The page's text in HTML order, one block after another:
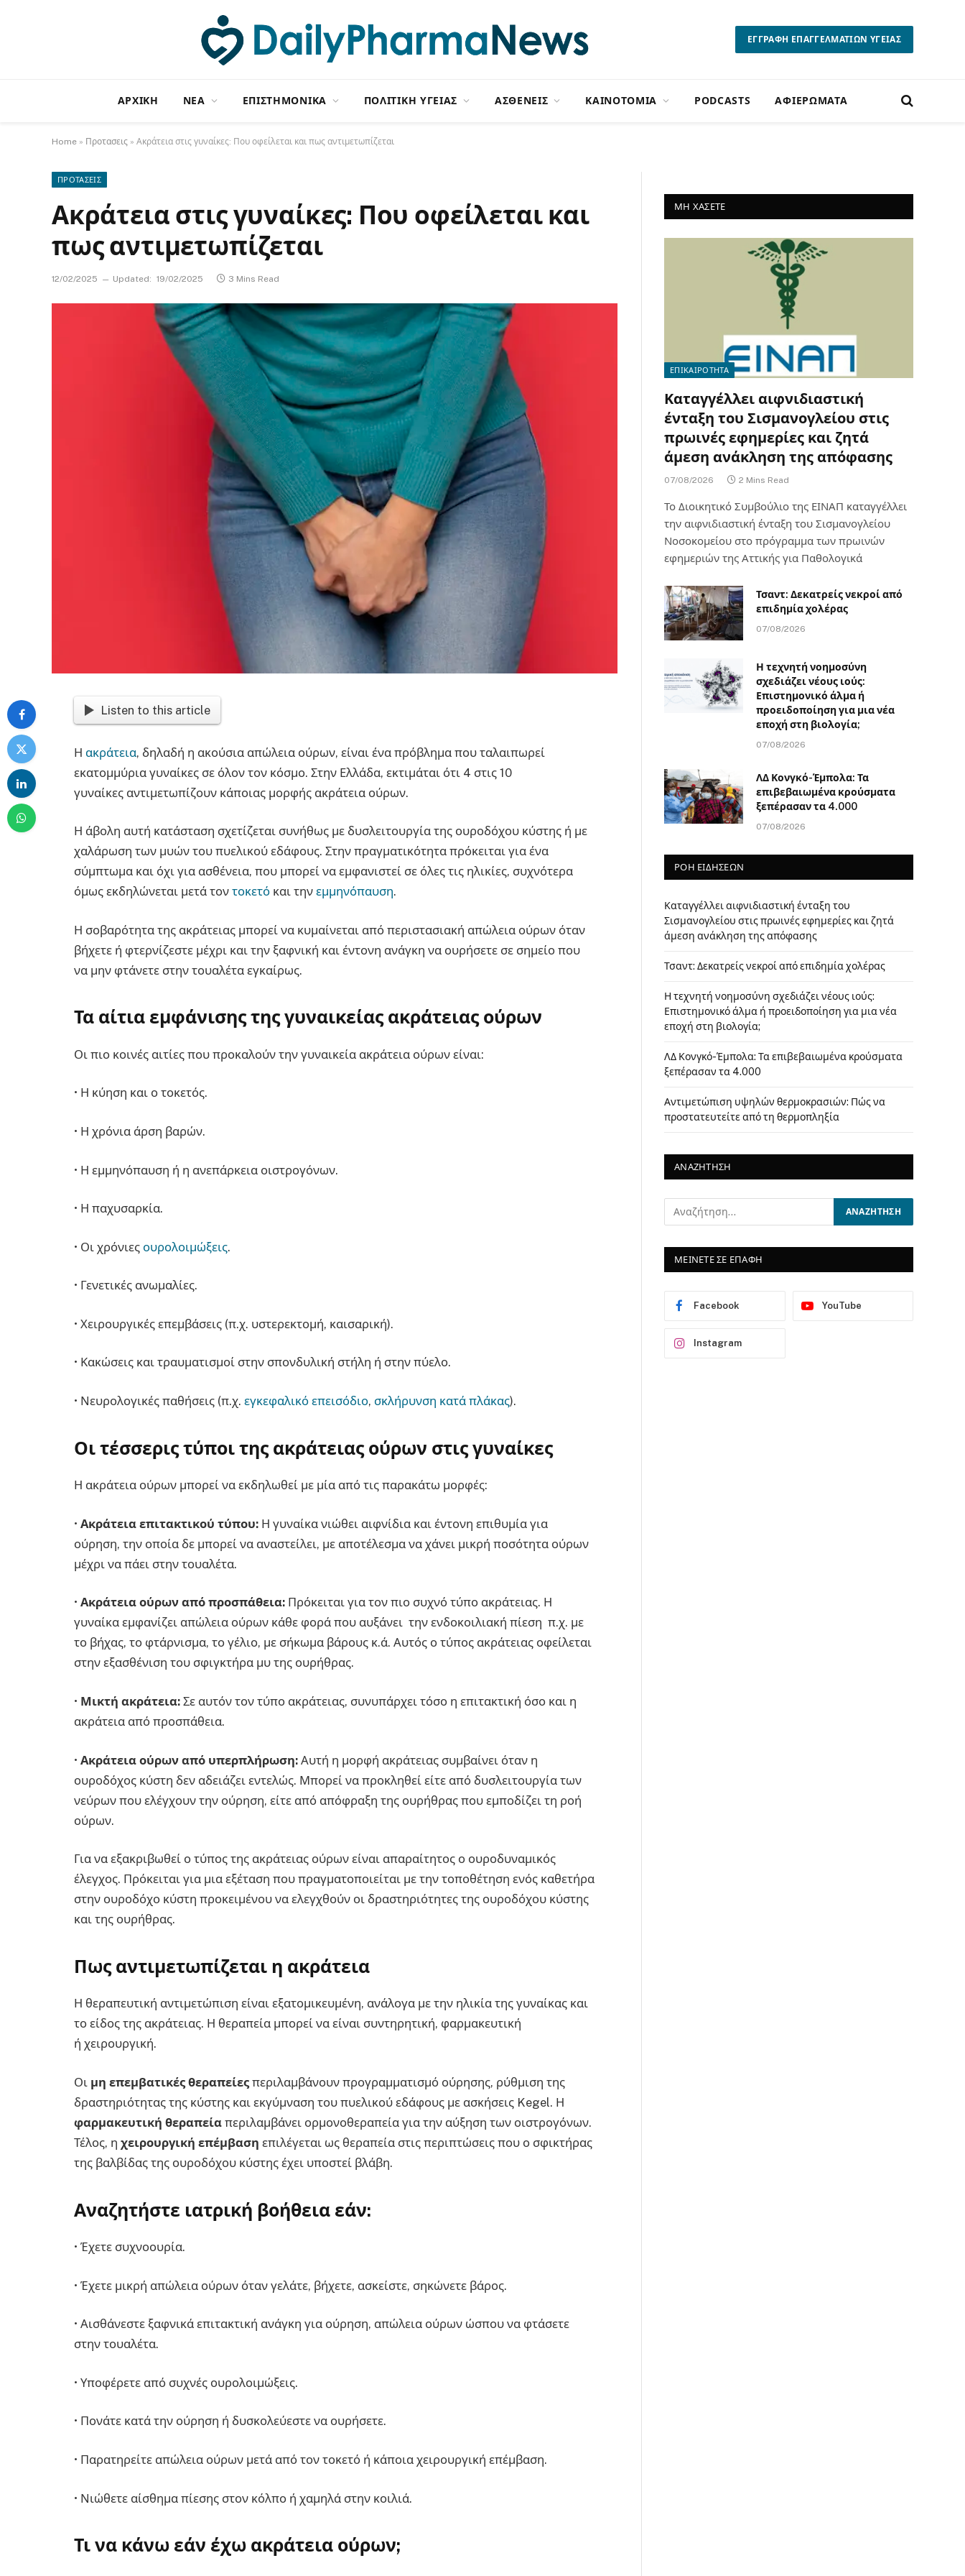
ΕΓΓΡΑΦΗ ΕΠΑΓΓΕΛΜΑΤΙΩΝ ΥΓΕΙΑΣ
ΑΡΧΙΚΗ NΕΑ ΕΠΙΣΤΗΜΟΝΙΚΑ ΠΟΛΙΤΙΚΗ ΥΓΕΙΑΣ ΑΣΘΕΝΕΙΣ ΚΑΙΝΟΤΟΜΙΑ PODCASTS ΑΦΙΕΡΩΜΑΤΑ
Home » Προτασεις » Ακράτεια στις γυναίκες: Που οφείλεται και πως αντιμετωπίζεται
ΠΡΟΤΑΣΕΙΣ
Ακράτεια στις γυναίκες: Που οφείλεται και
πως αντιμετωπίζεται
12/02/2025 Updated: 19/02/2025 3 Mins Read
Listen to this article
Η ακράτεια, δηλαδή η ακούσια απώλεια ούρων, είναι ένα πρόβλημα που ταλαιπωρεί
εκατομμύρια γυναίκες σε όλον τον κόσμο. Στην Ελλάδα, εκτιμάται ότι 4 στις 10
γυναίκες αντιμετωπίζουν κάποιας μορφής ακράτεια ούρων.
Η άβολη αυτή κατάσταση σχετίζεται συνήθως με δυσλειτουργία της ουροδόχου κύστης ή με
χαλάρωση των μυών του πυελικού εδάφους. Στην πραγματικότητα πρόκειται για ένα
σύμπτωμα και όχι για ασθένεια, που μπορεί να εμφανιστεί σε όλες τις ηλικίες, συχνότερα
όμως εκδηλώνεται μετά τον τοκετό και την εμμηνόπαυση.
Η σοβαρότητα της ακράτειας μπορεί να κυμαίνεται από περιστασιακή απώλεια ούρων όταν
βήχετε ή φτερνίζεστε μέχρι και την ξαφνική και έντονη ανάγκη να ουρήσετε σε σημείο που
να μην φτάνετε στην τουαλέτα εγκαίρως.
Τα αίτια εμφάνισης της γυναικείας ακράτειας ούρων
Οι πιο κοινές αιτίες που προκαλούν την γυναικεία ακράτεια ούρων είναι:
• Η κύηση και ο τοκετός.
• Η χρόνια άρση βαρών.
• Η εμμηνόπαυση ή η ανεπάρκεια οιστρογόνων.
• Η παχυσαρκία.
• Οι χρόνιες ουρολοιμώξεις.
• Γενετικές ανωμαλίες.
• Χειρουργικές επεμβάσεις (π.χ. υστερεκτομή, καισαρική).
• Κακώσεις και τραυματισμοί στην σπονδυλική στήλη ή στην πύελο.
• Νευρολογικές παθήσεις (π.χ. εγκεφαλικό επεισόδιο, σκλήρυνση κατά πλάκας).
Οι τέσσερις τύποι της ακράτειας ούρων στις γυναίκες
Η ακράτεια ούρων μπορεί να εκδηλωθεί με μία από τις παρακάτω μορφές:
• Ακράτεια επιτακτικού τύπου: Η γυναίκα νιώθει αιφνίδια και έντονη επιθυμία για
ούρηση, την οποία δε μπορεί να αναστείλει, με αποτέλεσμα να χάνει μικρή ποσότητα ούρων
μέχρι να πάει στην τουαλέτα.
• Ακράτεια ούρων από προσπάθεια: Πρόκειται για τον πιο συχνό τύπο ακράτειας. Η
γυναίκα εμφανίζει απώλεια ούρων κάθε φορά που αυξάνει την ενδοκοιλιακή πίεση π.χ. με
το βήχας, το φτάρνισμα, το γέλιο, με σήκωμα βάρους κ.ά. Αυτός ο τύπος ακράτειας οφείλεται
στην εξασθένιση του σφιγκτήρα μυ της ουρήθρας.
• Μικτή ακράτεια: Σε αυτόν τον τύπο ακράτειας, συνυπάρχει τόσο η επιτακτική όσο και η
ακράτεια από προσπάθεια.
• Ακράτεια ούρων από υπερπλήρωση: Αυτή η μορφή ακράτειας συμβαίνει όταν η
ουροδόχος κύστη δεν αδειάζει εντελώς. Μπορεί να προκληθεί είτε από δυσλειτουργία των
νεύρων που ελέγχουν την ούρηση, είτε από απόφραξη της ουρήθρας που εμποδίζει τη ροή
ούρων.
Για να εξακριβωθεί ο τύπος της ακράτειας ούρων είναι απαραίτητος ο ουροδυναμικός
έλεγχος. Πρόκειται για μια εξέταση που πραγματοποιείται με την τοποθέτηση ενός καθετήρα
στην ουροδόχο κύστη προκειμένου να ελεγχθούν οι δραστηριότητες της ουροδόχου κύστης
και της ουρήθρας.
Πως αντιμετωπίζεται η ακράτεια
Η θεραπευτική αντιμετώπιση είναι εξατομικευμένη, ανάλογα με την ηλικία της γυναίκας και
το είδος της ακράτειας. Η θεραπεία μπορεί να είναι συντηρητική, φαρμακευτική
ή χειρουργική.
Οι μη επεμβατικές θεραπείες περιλαμβάνουν προγραμματισμό ούρησης, ρύθμιση της
δραστηριότητας της κύστης και εκγύμναση του πυελικού εδάφους με ασκήσεις Kegel. Η
φαρμακευτική θεραπεία περιλαμβάνει ορμονοθεραπεία για την αύξηση των οιστρογόνων.
Τέλος, η χειρουργική επέμβαση επιλέγεται ως θεραπεία στις περιπτώσεις που ο σφικτήρας
της βαλβίδας της ουροδόχου κύστης έχει υποστεί βλάβη.
Αναζητήστε ιατρική βοήθεια εάν:
• Έχετε συχνοουρία.
• Έχετε μικρή απώλεια ούρων όταν γελάτε, βήχετε, ασκείστε, σηκώνετε βάρος.
• Αισθάνεστε ξαφνικά επιτακτική ανάγκη για ούρηση, απώλεια ούρων ώσπου να φτάσετε
στην τουαλέτα.
• Υποφέρετε από συχνές ουρολοιμώξεις.
• Πονάτε κατά την ούρηση ή δυσκολεύεστε να ουρήσετε.
• Παρατηρείτε απώλεια ούρων μετά από τον τοκετό ή κάποια χειρουργική επέμβαση.
• Νιώθετε αίσθημα πίεσης στον κόλπο ή χαμηλά στην κοιλιά.
Τι να κάνω εάν έχω ακράτεια ούρων;
ΜΗ ΧΑΣΕΤΕ
ΕΠΙΚΑΙΡΟΤΗΤΑ
Καταγγέλλει αιφνιδιαστική
ένταξη του Σισμανογλείου στις
πρωινές εφημερίες και ζητά
άμεση ανάκληση της απόφασης
07/08/2026 2 Mins Read
Το Διοικητικό Συμβούλιο της ΕΙΝΑΠ καταγγέλλει
την αιφνιδιαστική ένταξη του Σισμανογλείου
Νοσοκομείου στο πρόγραμμα των πρωινών
εφημεριών της Αττικής για Παθολογικά
Τσαντ: Δεκατρείς νεκροί από
επιδημία χολέρας
07/08/2026
Η τεχνητή νοημοσύνη
σχεδιάζει νέους ιούς:
Επιστημονικό άλμα ή
προειδοποίηση για μια νέα
εποχή στη βιολογία;
07/08/2026
ΛΔ Κονγκό-Έμπολα: Τα
επιβεβαιωμένα κρούσματα
ξεπέρασαν τα 4.000
07/08/2026
ΡΟΗ ΕΙΔΗΣΕΩΝ
Καταγγέλλει αιφνιδιαστική ένταξη του
Σισμανογλείου στις πρωινές εφημερίες και ζητά
άμεση ανάκληση της απόφασης
Τσαντ: Δεκατρείς νεκροί από επιδημία χολέρας
Η τεχνητή νοημοσύνη σχεδιάζει νέους ιούς:
Επιστημονικό άλμα ή προειδοποίηση για μια νέα
εποχή στη βιολογία;
ΛΔ Κονγκό-Έμπολα: Τα επιβεβαιωμένα κρούσματα
ξεπέρασαν τα 4.000
Αντιμετώπιση υψηλών θερμοκρασιών: Πώς να
προστατευτείτε από τη θερμοπληξία
ΑΝΑΖΗΤΗΣΗ
ΜΕΙΝΕΤΕ ΣΕ ΕΠΑΦΗ
Facebook YouTube
Instagram